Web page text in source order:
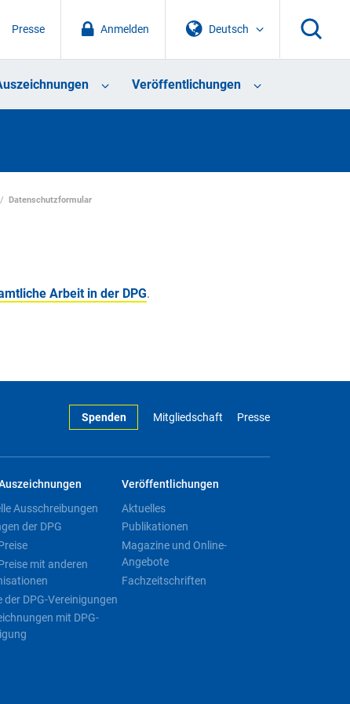
Deutsch
Anmelden
Presse
Veröffentlichungen
Datenschutzformular
Arbeit in der DPG.
Spenden Mitgliedschaft Presse
Ausschreibungen
der DPG
mit anderen
der DPG-Vereinigungen
mit DPG-
Veröffentlichungen
Aktuelles
Publikationen
Magazine und Online-
Angebote
Fachzeitschriften